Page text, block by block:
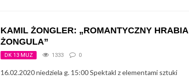
KAMIL ŻONGLER: „ROMANTYCZNY HRABIA
ŻONGULA”
DK 13 MUZ 1333 0
16.02.2020 niedziela g. 15:00 Spektakl z elementami sztuki